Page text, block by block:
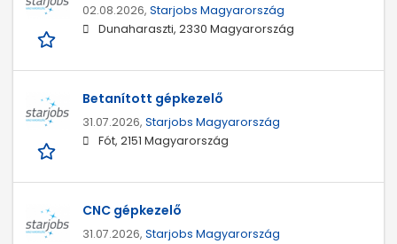
02.08.2026, Starjobs Magyarország
Dunaharaszti, 2330 Magyarország
Betanított gépkezelő
31.07.2026, Starjobs Magyarország
Fót, 2151 Magyarország
CNC gépkezelő
31.07.2026, Starjobs Magyarország